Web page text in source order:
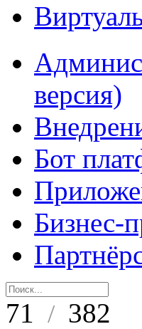
версия)
Бот
Бизнес-
71 / 382